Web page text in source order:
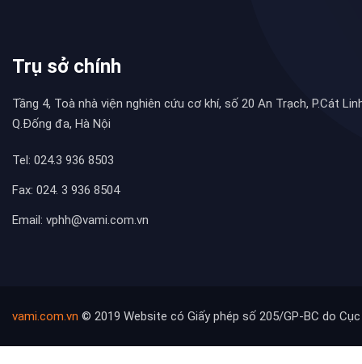
Trụ sở chính
Tầng 4, Toà nhà viện nghiên cứu cơ khí, số 20 An Trạch, P.Cát
Q.Đống đa, Hà Nội
Tel: 024.3 936 8503
Fax: 024. 3 936 8504
Email: vphh@vami.com.vn
vami.com.vn © 2019 Website có Giấy phép số 205/GP-BC do